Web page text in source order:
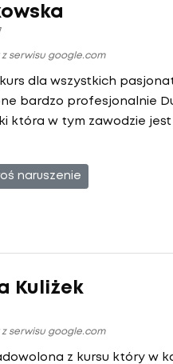
serwisu google.com
dla wszystkich
bardzo profesjonalnie
która w tym zawodzie jest
naruszenie
Kuliżek
serwisu google.com
z kursu który w